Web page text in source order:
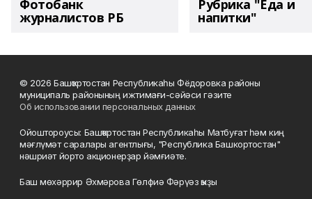
Фотобанк
журналистов РБ
Рубрика "Еда и
напитки"
© 2026 Башҡортостан Республикаһы Фёдоровка районы
муниципаль районының ижтимағи-сәйәси гәзите
Об использовании персональных данных
Ойоштороусы: Башҡортостан Республикаһы Матбуғат һәм киң
мәғлүмәт саралары агентлығы, "Республика Башкортостан"
нәшриәт йорто акционерҙар йәмғиәте.
Баш мөхәррир Әхмәрова Гөлфиә Фәрүәз ҡыҙы